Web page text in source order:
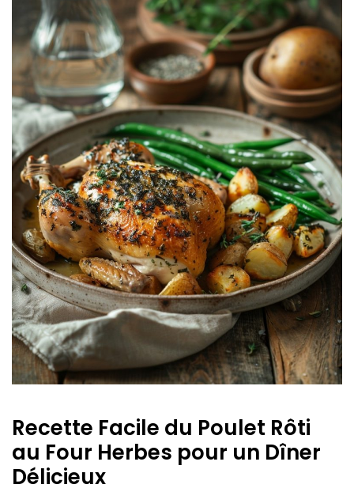
Recette Facile du Poulet Rôti
au Four Herbes pour un Dîner
Délicieux